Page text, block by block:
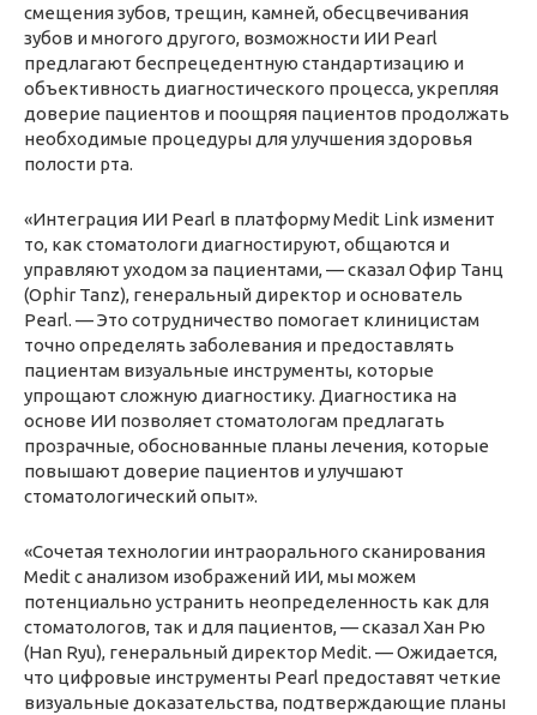
смещения зубов, трещин, камней, обесцвечивания
зубов и многого другого, возможности ИИ Pearl
предлагают беспрецедентную стандартизацию и
объективность диагностического процесса, укрепляя
доверие пациентов и поощряя пациентов продолжать
необходимые процедуры для улучшения здоровья
полости рта.
«Интеграция ИИ Pearl в платформу Medit Link изменит
то, как стоматологи диагностируют, общаются и
управляют уходом за пациентами, — сказал Офир Танц
(Ophir Tanz), генеральный директор и основатель
Pearl. — Это сотрудничество помогает клиницистам
точно определять заболевания и предоставлять
пациентам визуальные инструменты, которые
упрощают сложную диагностику. Диагностика на
основе ИИ позволяет стоматологам предлагать
прозрачные, обоснованные планы лечения, которые
повышают доверие пациентов и улучшают
стоматологический опыт».
«Сочетая технологии интраорального сканирования
Medit с анализом изображений ИИ, мы можем
потенциально устранить неопределенность как для
стоматологов, так и для пациентов, — сказал Хан Рю
(Han Ryu), генеральный директор Medit. — Ожидается,
что цифровые инструменты Pearl предоставят четкие
визуальные доказательства, подтверждающие планы